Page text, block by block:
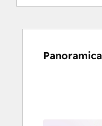
Panoramica